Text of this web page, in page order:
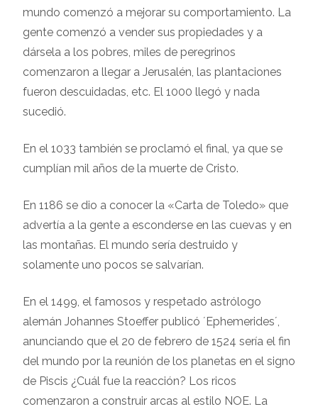
mundo comenzó a mejorar su comportamiento. La
gente comenzó a vender sus propiedades y a
dársela a los pobres, miles de peregrinos
comenzaron a llegar a Jerusalén, las plantaciones
fueron descuidadas, etc. El 1000 llegó y nada
sucedió.
En el 1033 también se proclamó el final, ya que se
cumplían mil años de la muerte de Cristo.
En 1186 se dio a conocer la «Carta de Toledo» que
advertía a la gente a esconderse en las cuevas y en
las montañas. El mundo sería destruido y
solamente uno pocos se salvarían.
En el 1499, el famosos y respetado astrólogo
alemán Johannes Stoeffer publicó ´Ephemerides´,
anunciando que el 20 de febrero de 1524 sería el fin
del mundo por la reunión de los planetas en el signo
de Piscis ¿Cuál fue la reacción? Los ricos
comenzaron a construir arcas al estilo NOE. La